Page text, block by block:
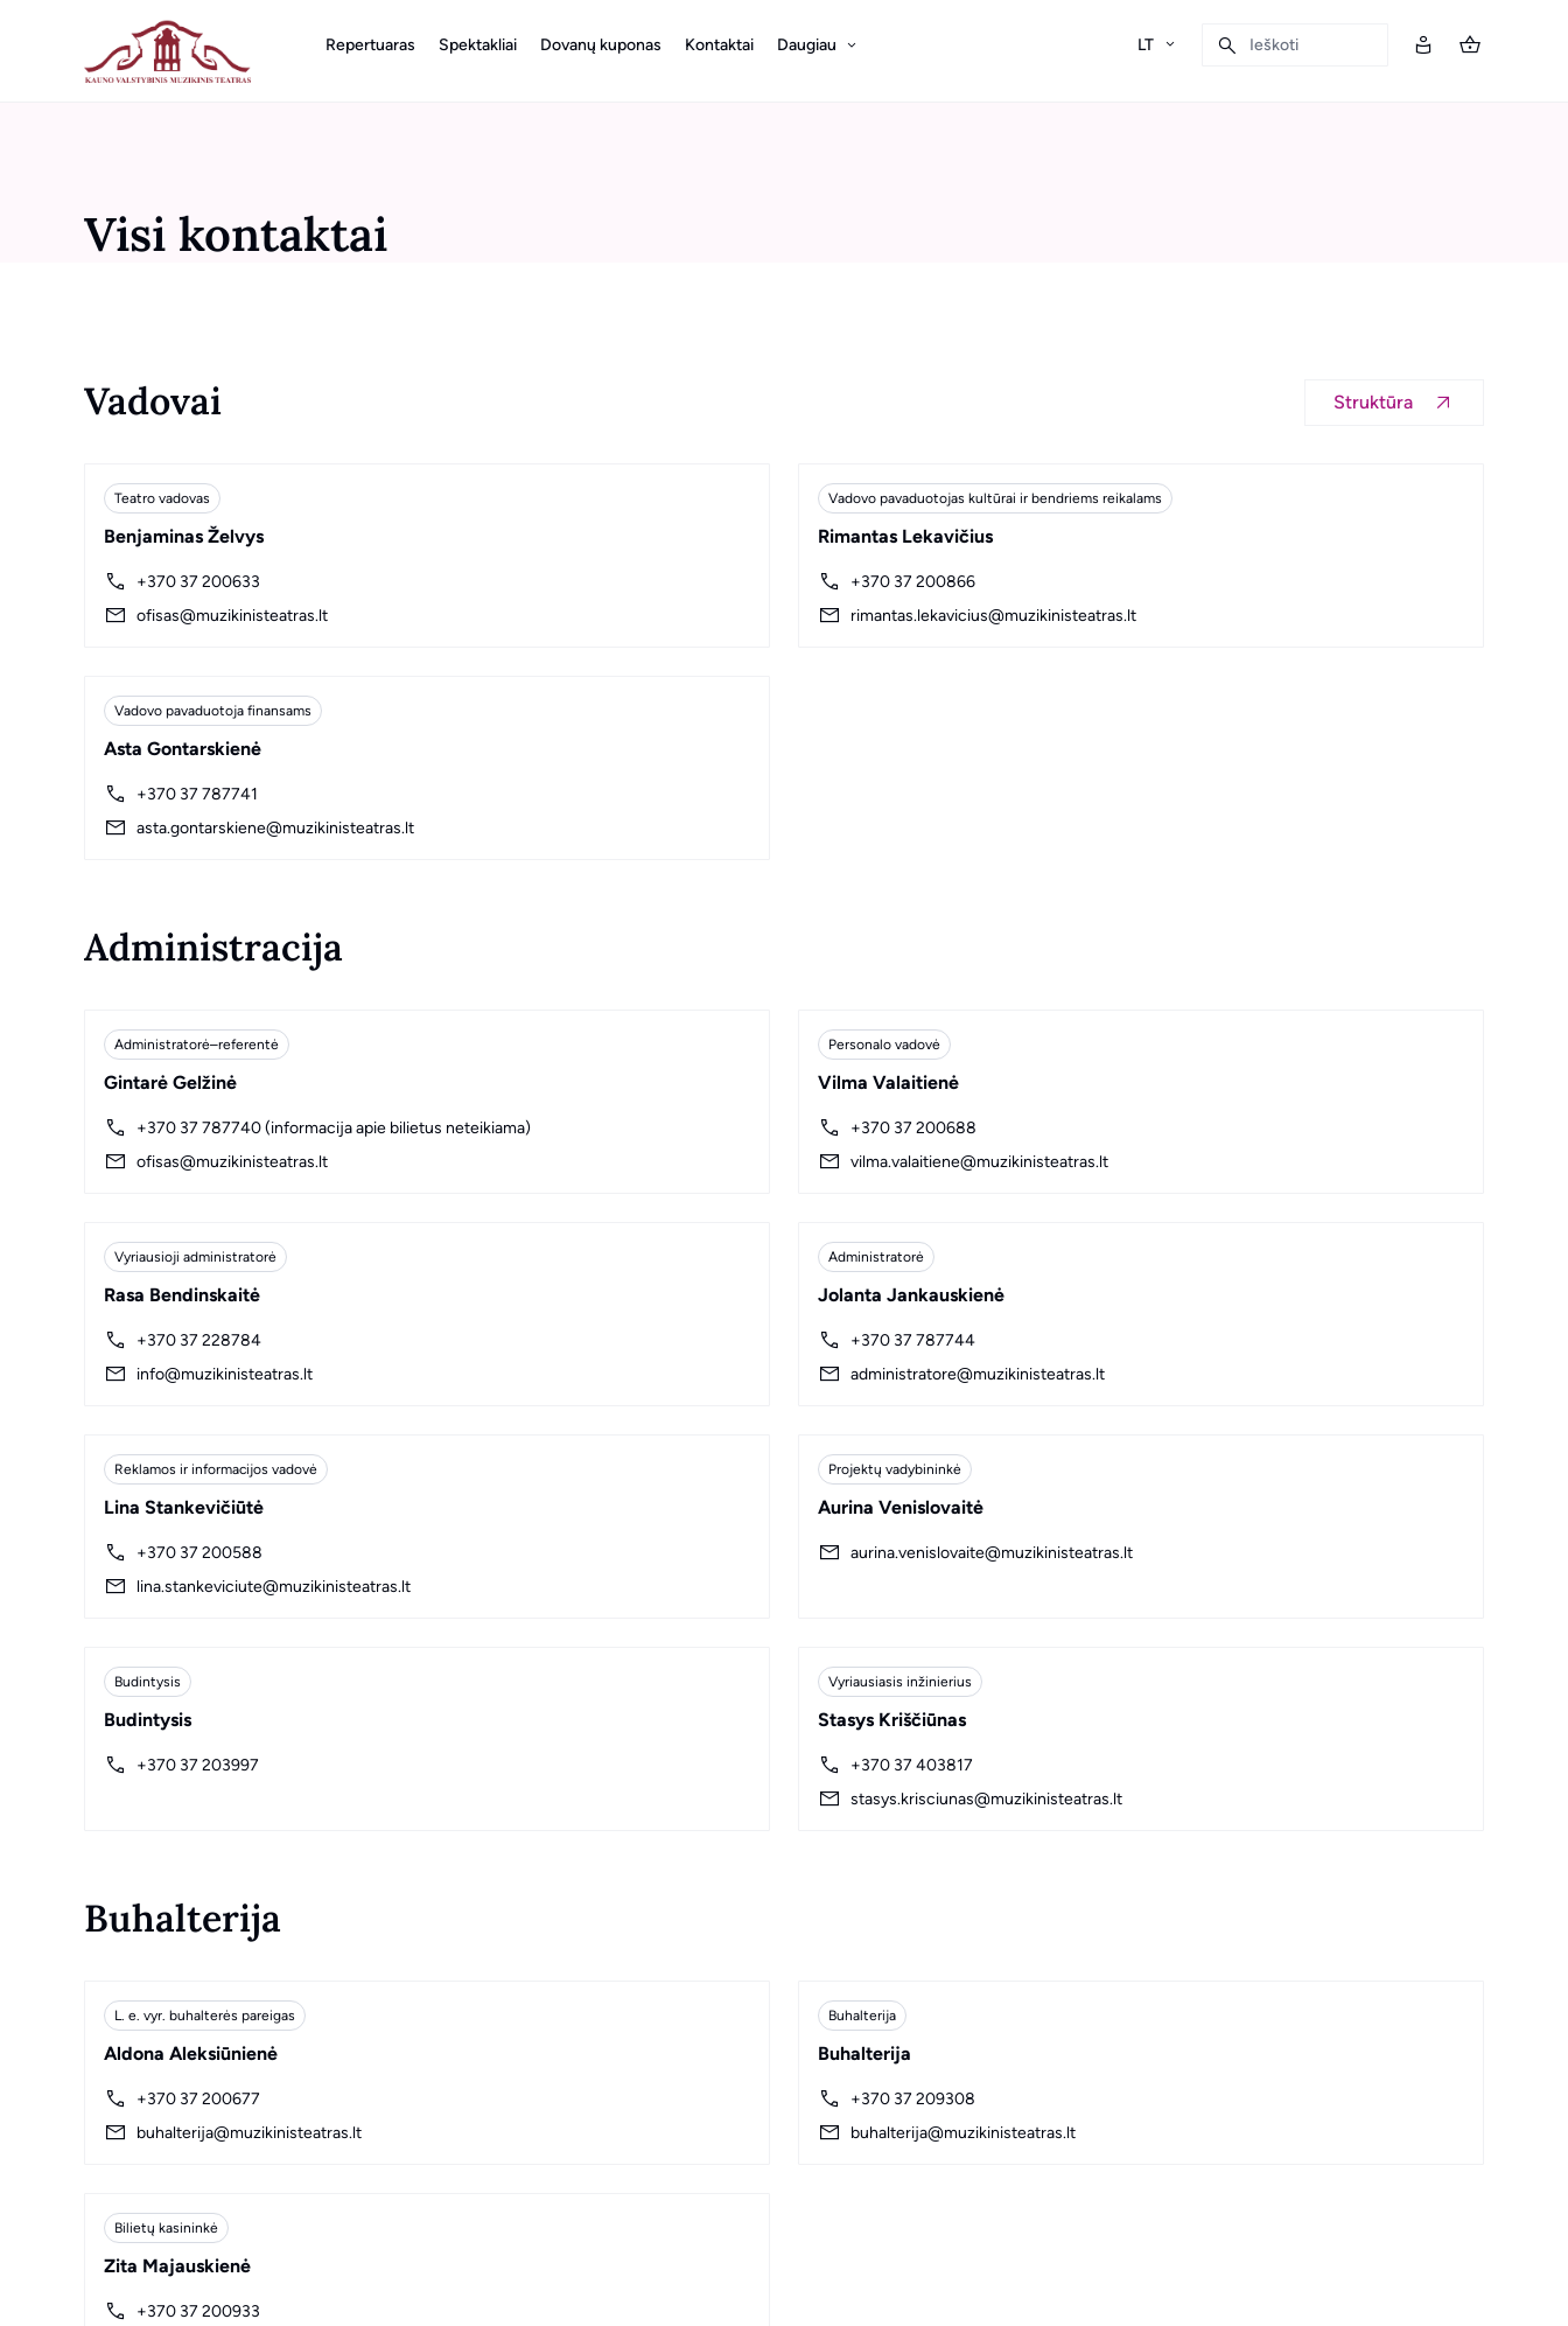
Repertuaras Spektakliai Dovanų kuponas Kontaktai Daugiau LT
Visi kontaktai
Vadovai Struktūra
Teatro vadovas
Benjaminas Želvys
+370 37 200633
ofisas@muzikinisteatras.lt
Vadovo pavaduotojas kultūrai ir bendriems reikalams
Rimantas Lekavičius
+370 37 200866
rimantas.lekavicius@muzikinisteatras.lt
Vadovo pavaduotoja finansams
Asta Gontarskienė
+370 37 787741
asta.gontarskiene@muzikinisteatras.lt
Administracija
Administratorė–referentė
Gintarė Gelžinė
+370 37 787740 (informacija apie bilietus neteikiama)
ofisas@muzikinisteatras.lt
Personalo vadovė
Vilma Valaitienė
+370 37 200688
vilma.valaitiene@muzikinisteatras.lt
Vyriausioji administratorė
Rasa Bendinskaitė
+370 37 228784
info@muzikinisteatras.lt
Administratorė
Jolanta Jankauskienė
+370 37 787744
administratore@muzikinisteatras.lt
Reklamos ir informacijos vadovė
Lina Stankevičiūtė
+370 37 200588
lina.stankeviciute@muzikinisteatras.lt
Projektų vadybininkė
Aurina Venislovaitė
aurina.venislovaite@muzikinisteatras.lt
Budintysis
Budintysis
+370 37 203997
Vyriausiasis inžinierius
Stasys Kriščiūnas
+370 37 403817
stasys.krisciunas@muzikinisteatras.lt
Buhalterija
L. e. vyr. buhalterės pareigas
Aldona Aleksiūnienė
+370 37 200677
buhalterija@muzikinisteatras.lt
Buhalterija
Buhalterija
+370 37 209308
buhalterija@muzikinisteatras.lt
Bilietų kasininkė
Zita Majauskienė
+370 37 200933